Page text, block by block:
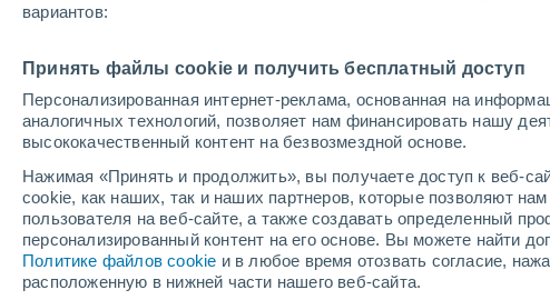
вариантов:
Принять файлы cookie и получить бесплатный доступ
Персонализированная интернет-реклама, основанная на
аналогичных технологий, позволяет нам финансировать нашу
высококачественный контент на безвозмездной основе.
Нажимая «Принять и продолжить», вы получаете доступ к веб-
cookie, как наших, так и наших партнеров, которые позволяют
пользователя на веб-сайте, а также создавать определенный
персонализированный контент на его основе. Вы можете найти
Политике файлов cookie и в любое время отозвать согласие,
расположенную в нижней части нашего веб-сайта.
Главная Модели Модели Южная Америка - ECMWF
Модели числовых
ДАВЛЕНИЕ |
ОБЛ. |
ОСАДКИ |
ТОЛЩИНА
ВЫПАВШИЕ
ОСАДКИ
ВЫСОТА
СНЕЖНОГО
ПОКРОВА